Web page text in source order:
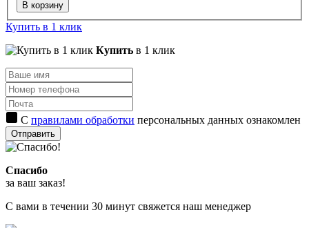
В корзину
Купить в 1 клик
Купить в 1 клик
С правилами обработки персональных данных ознакомлен
Отправить
Спасибо
за ваш заказ!
С вами в течении 30 минут свяжется наш менеджер